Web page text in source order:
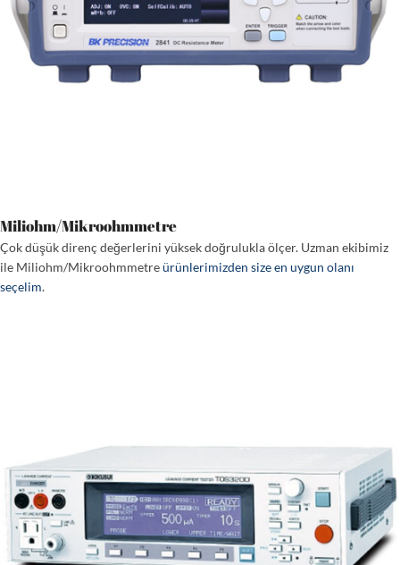
Miliohm/Mikroohmmetre
Çok düşük direnç değerlerini yüksek doğrulukla ölçer. Uzman ekibimiz
ile Miliohm/Mikroohmmetreürünlerimizden size en uygun olanı
seçelim.